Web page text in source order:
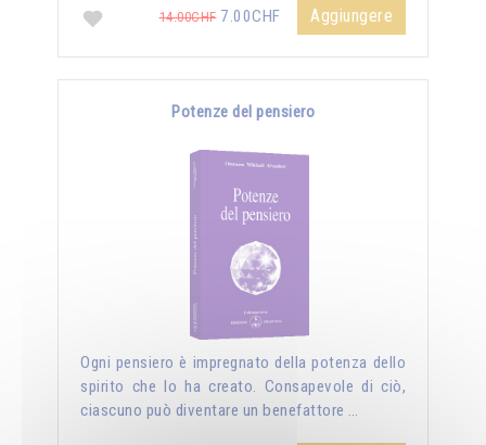
14.00CHF7.00CHF Aggiungere
Potenze del pensiero
Ogni pensiero è impregnato della potenza dello
spirito che lo ha creato. Consapevole di ciò,
ciascuno può diventare un benefattore …